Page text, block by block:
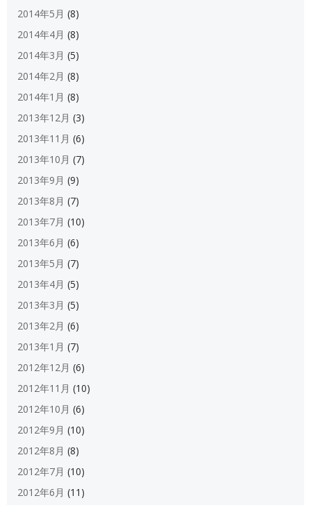
2014年5月 (8)
2014年4月 (8)
2014年3月 (5)
2014年2月 (8)
2014年1月 (8)
2013年12月 (3)
2013年11月 (6)
2013年10月 (7)
2013年9月 (9)
2013年8月 (7)
2013年7月 (10)
2013年6月 (6)
2013年5月 (7)
2013年4月 (5)
2013年3月 (5)
2013年2月 (6)
2013年1月 (7)
2012年12月 (6)
2012年11月 (10)
2012年10月 (6)
2012年9月 (10)
2012年8月 (8)
2012年7月 (10)
2012年6月 (11)